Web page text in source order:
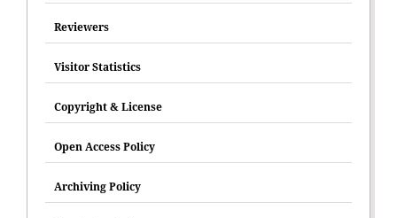
Reviewers
Visitor Statistics
Copyright & License
Open Access Policy
Archiving Policy